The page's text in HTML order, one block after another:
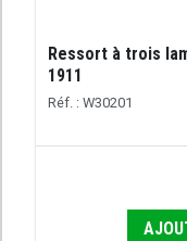
Ressort à trois
1911
Réf. : W30201